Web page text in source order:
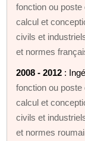
fonction ou
calcul et
civils et
et normes
2008 - 2012 :
fonction ou
calcul et
civils et
et normes